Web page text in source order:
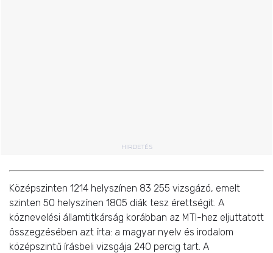
HIRDETÉS
Középszinten 1214 helyszínen 83 255 vizsgázó, emelt
szinten 50 helyszínen 1805 diák tesz érettségit. A
köznevelési államtitkárság korábban az MTI-hez eljuttatott
összegzésében azt írta: a magyar nyelv és irodalom
középszintű írásbeli vizsgája 240 percig tart. A